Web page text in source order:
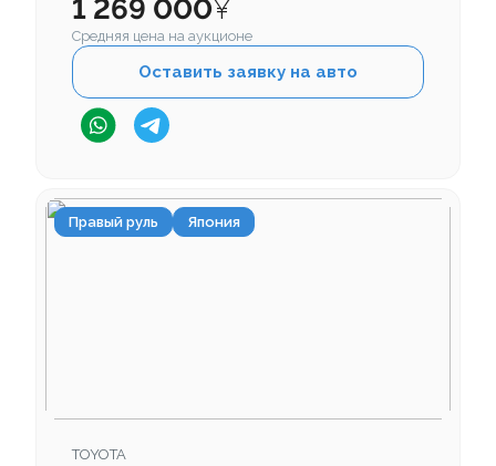
1 269 000¥
Средняя цена на аукционе
Оставить заявку на авто
Правый руль Япония
TOYOTA